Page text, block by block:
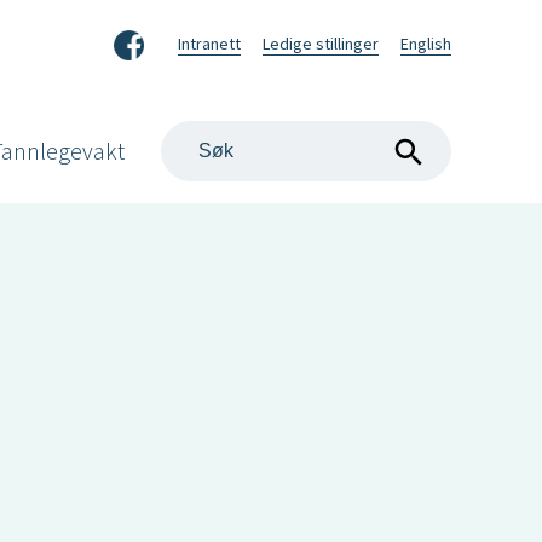
FacebookIntranett Ledige stillinger English